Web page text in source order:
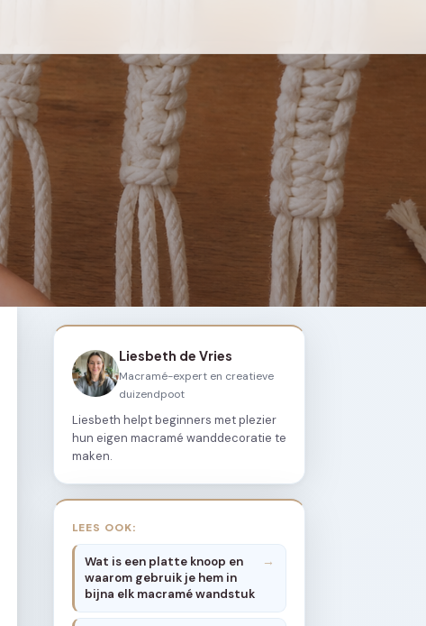
Liesbeth de Vries
Macramé-expert en creatieve
duizendpoot
Liesbeth helpt beginners met plezier
hun eigen macramé wanddecoratie te
maken.
LEES OOK:
Wat is een platte knoop en
waarom gebruik je hem in
bijna elk macramé wandstuk